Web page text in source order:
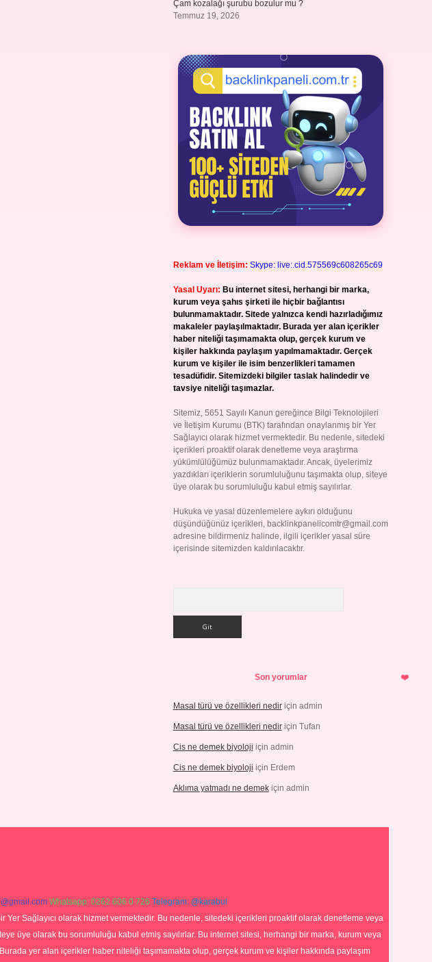
Çam kozalağı şurubu bozulur mu ?
Temmuz 19, 2026
Reklam ve İletişim: Skype: live:.cid.575569c608265c69
Yasal Uyarı: Bu internet sitesi, herhangi bir marka,
kurum veya şahıs şirketi ile hiçbir bağlantısı
bulunmamaktadır. Sitede yalnızca kendi hazırladığımız
makaleler paylaşılmaktadır. Burada yer alan içerikler
haber niteliği taşımamakta olup, gerçek kurum ve
kişiler hakkında paylaşım yapılmamaktadır. Gerçek
kurum ve kişiler ile isim benzerlikleri tamamen
tesadüfidir. Sitemizdeki bilgiler taslak halindedir ve
tavsiye niteliği taşımazlar.
Sitemiz, 5651 Sayılı Kanun gereğince Bilgi Teknolojileri
ve İletişim Kurumu (BTK) tarafından onaylanmış bir Yer
Sağlayıcı olarak hizmet vermektedir. Bu nedenle, sitedeki
içerikleri proaktif olarak denetleme veya araştırma
yükümlülüğümüz bulunmamaktadır. Ancak, üyelerimiz
yazdıkları içeriklerin sorumluluğunu taşımakta olup, siteye
üye olarak bu sorumluluğu kabul etmiş sayılırlar.
Hukuka ve yasal düzenlemelere aykırı olduğunu
düşündüğünüz içerikleri, backlinkpanelicomtr@gmail.com
adresine bildirmeniz halinde, ilgili içerikler yasal süre
içerisinde sitemizden kaldırılacaktır.
Son yorumlar
Masal türü ve özellikleri nediriçin admin
Masal türü ve özellikleri nediriçin Tufan
Cis ne demek biyoloji için admin
Cis ne demek biyoloji için Erdem
Aklıma yatmadı ne demekiçin admin
Whatsapp: 0262 606 0 726 Telegram: @karabul
Sağlayıcı olarak hizmet vermektedir. Bu nedenle, sitedeki içerikleri proaktif olarak denetleme veya
üye olarak bu sorumluluğu kabul etmiş sayılırlar. Bu internet sitesi, herhangi bir marka, kurum veya
yer alan içerikler haber niteliği taşımamakta olup, gerçek kurum ve kişiler hakkında paylaşım